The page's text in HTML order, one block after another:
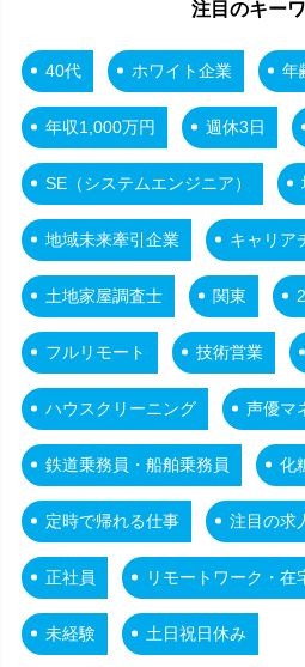
注目のキー
40代 ホワイト企業 年
年収1,000万円 週休3日
SE（システムエンジニア）
地域未来牽引企業 キャリア
土地家屋調査士 関東
フルリモート 技術営業
ハウスクリーニング 声優マ
鉄道乗務員・船舶乗務員 化
定時で帰れる仕事 注目の求
正社員 リモートワーク・在
未経験 土日祝日休み